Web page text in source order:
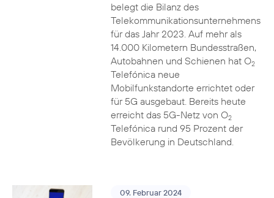
belegt die Bilanz des
Telekommunikationsunternehmens
für das Jahr 2023. Auf mehr als
14.000 Kilometern Bundesstraßen,
Autobahnen und Schienen hat O2
Telefónica neue
Mobilfunkstandorte errichtet oder
für 5G ausgebaut. Bereits heute
erreicht das 5G-Netz von O2
Telefónica rund 95 Prozent der
Bevölkerung in Deutschland.
09. Februar 2024